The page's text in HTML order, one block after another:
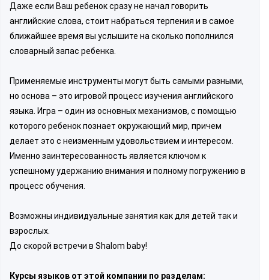
Даже если Ваш ребенок сразу не начал говорить
английские слова, стоит набраться терпения и в самое
ближайшее время вы услышите на сколько пополнился
словарный запас ребенка.
Применяемые инструменты могут быть самыми разными,
но основа – это игровой процесс изучения английского
языка. Игра – один из основных механизмов, с помощью
которого ребенок познает окружающий мир, причем
делает это с неизменным удовольствием и интересом.
Именно заинтересованность является ключом к
успешному удержанию внимания и полному погружению в
процесс обучения.
Возможны индивидуальные занятия как для детей так и
взрослых.
До скорой встречи в Shalom baby!
Курсы языков от этой компании по разделам: